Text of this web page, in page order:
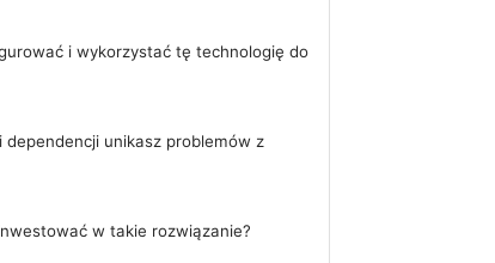
i wykorzystać tę technologię do
unikasz problemów z
w takie rozwiązanie?